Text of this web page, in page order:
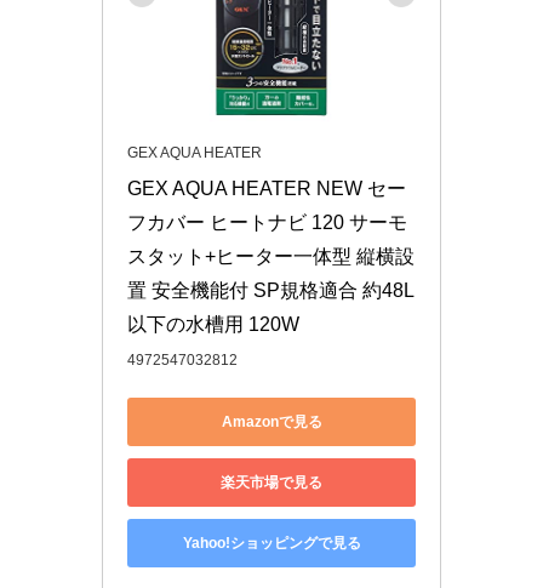
GEX AQUA HEATER
GEX AQUA HEATER NEW セー
フカバー ヒートナビ 120 サーモ
スタット+ヒーター一体型 縦横設
置 安全機能付 SP規格適合 約48L
以下の水槽用 120W
4972547032812
Amazonで見る
楽天市場で見る
Yahoo!ショッピングで見る